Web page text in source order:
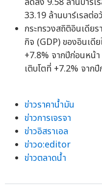
33.19 ล้านบาร์เรลต่อ
กระทรวงสถิติอินเดีย
กิจ (GDP) ของอินเดี
+7.8% จากปีก่อนหน้
เติบโตที่ +7.2% จาก
ข่าวราคาน้ำมัน
ข่าวการเจรจา
ข่าวอิสราเอล
ข่าวo:editor
ข่าวตลาดน้ำ